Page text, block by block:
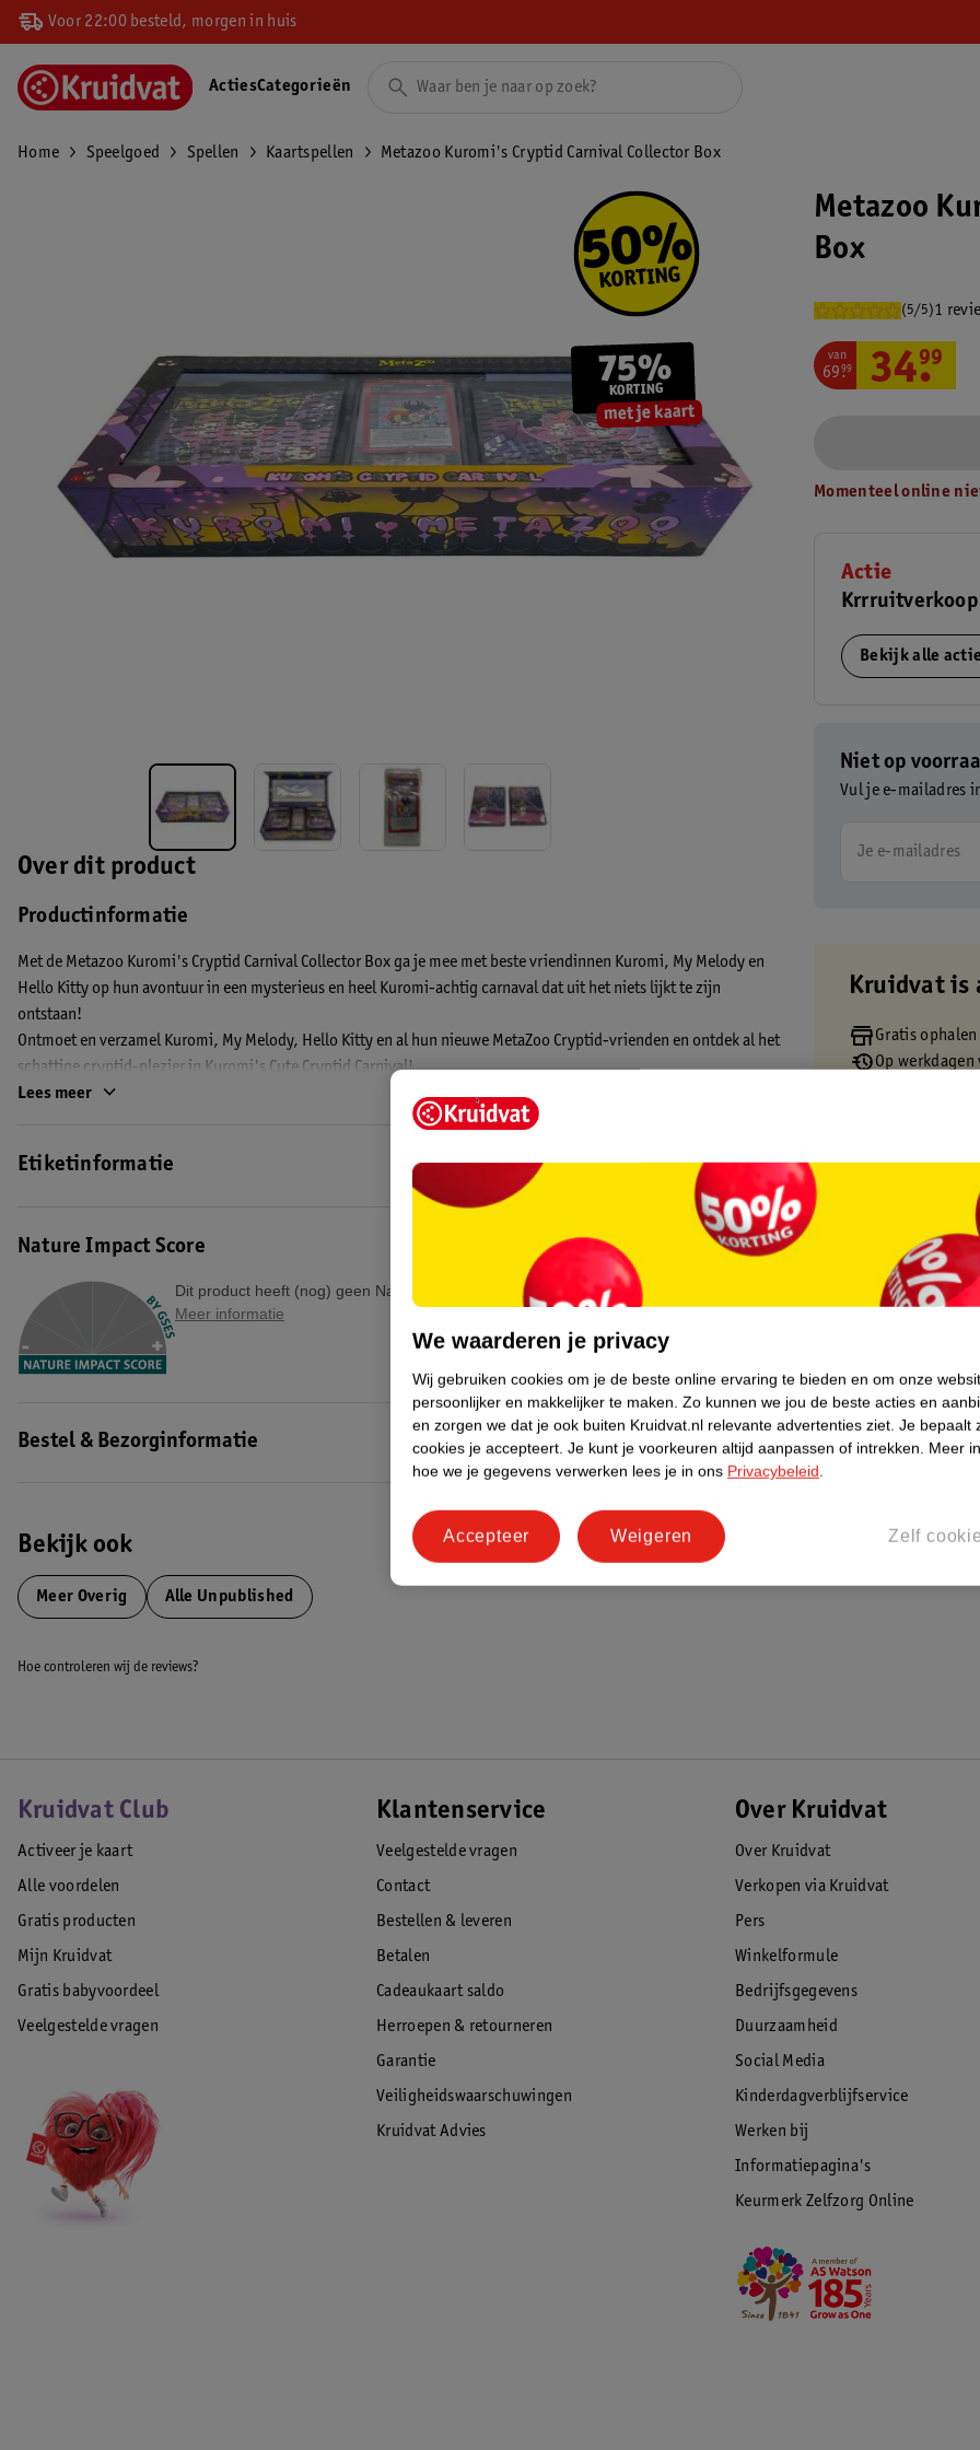
Voor 22:00 besteld, morgen in huis
ActiesCategorieën
Home Speelgoed Spellen Kaartspellen Metazoo Kuromi's Cryptid Carnival Collector Box
Over dit product
Productinformatie
Met de Metazoo Kuromi's Cryptid Carnival Collector Box ga je mee met beste vriendinnen Kuromi, My Melody en
Hello Kitty op hun avontuur in een mysterieus en heel Kuromi-achtig carnaval dat uit het niets lijkt te zijn
ontstaan!
Ontmoet en verzamel Kuromi, My Melody, Hello Kitty en al hun nieuwe MetaZoo Cryptid-vrienden en ontdek al het
schattige cryptid-plezier in Kuromi's Cute Cryptid Carnival!
Lees meer
Etiketinformatie
Nature Impact Score
Dit product heeft (nog) geen Nature Impact Score.
Meer informatie
Bestel & Bezorginformatie
Bekijk ook
Meer Overig Alle Unpublished
Metazoo
Box
(5/5)1
van
69.
99 34.
99
Momenteel online
Actie
Bekijk alle
Niet op
Vul je e-mailadres
Je e-mailadres
Kruidvat is
Gratis
Op
Gratis
Gratis
Gratis
Hoe controleren wij de reviews?
Kruidvat Club
Activeer je kaart
Alle voordelen
Gratis producten
Mijn Kruidvat
Gratis babyvoordeel
Veelgestelde vragen
Klantenservice
Veelgestelde vragen
Contact
Bestellen & leveren
Betalen
Cadeaukaart saldo
Herroepen & retourneren
Garantie
Veiligheidswaarschuwingen
Kruidvat Advies
Over Kruidvat
Over Kruidvat
Verkopen via Kruidvat
Pers
Winkelformule
Bedrijfsgegevens
Duurzaamheid
Social Media
Kinderdagverblijfservice
Werken bij
Informatiepagina's
Keurmerk Zelfzorg Online
We waarderen je privacy
Wij gebruiken cookies om je de beste online ervaring te bieden en om onze
persoonlijker en makkelijker te maken. Zo kunnen we jou de beste acties en
en zorgen we dat je ook buiten Kruidvat.nl relevante advertenties ziet. Je bepaalt
cookies je accepteert. Je kunt je voorkeuren altijd aanpassen of intrekken. Meer
hoe we je gegevens verwerken lees je in ons Privacybeleid.
Zelf
Weigeren
Accepteer